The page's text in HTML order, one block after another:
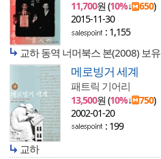
11,700원 (10%↓ 650)
2015-11-30
: 1,155
교하 동역 너머북스 본(2008) 보유
메로빙거 세계
패트릭 기어리
13,500원 (10%↓ 750)
2002-01-20
: 199
교하